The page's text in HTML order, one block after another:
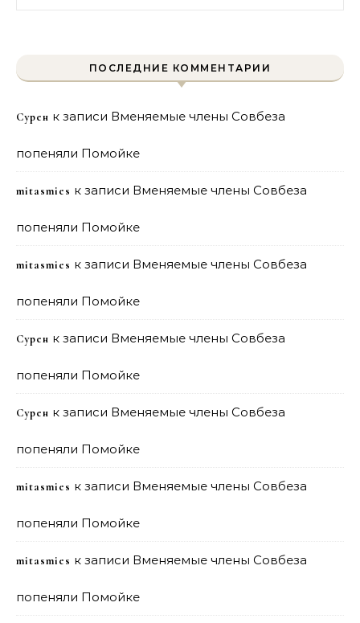
ПОСЛЕДНИЕ КОММЕНТАРИИ
Сурен к записи Вменяемые члены Совбеза
попеняли Помойке
mitasmies к записи Вменяемые члены Совбеза
попеняли Помойке
mitasmies к записи Вменяемые члены Совбеза
попеняли Помойке
Сурен к записи Вменяемые члены Совбеза
попеняли Помойке
Сурен к записи Вменяемые члены Совбеза
попеняли Помойке
mitasmies к записи Вменяемые члены Совбеза
попеняли Помойке
mitasmies к записи Вменяемые члены Совбеза
попеняли Помойке